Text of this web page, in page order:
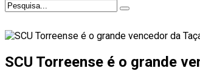
SCU Torreense é o grande